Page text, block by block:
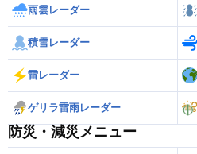
雨雲レーダー
積雪レーダー
雷レーダー
ゲリラ雷雨レーダー
防災・減災メニュー